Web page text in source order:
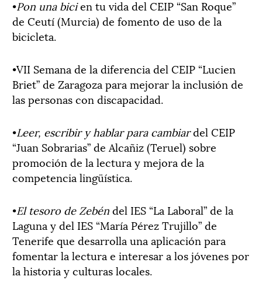
•Pon una bicien tu vida del CEIP “San Roque”
de Ceutí (Murcia) de fomento de uso de la
bicicleta.
•VII Semana de la diferencia del CEIP “Lucien
Briet” de Zaragoza para mejorar la inclusión de
las personas con discapacidad.
•Leer, escribir y hablar para cambiardel CEIP
“Juan Sobrarias” de Alcañiz (Teruel) sobre
promoción de la lectura y mejora de la
competencia lingüística.
•El tesoro de Zebéndel IES “La Laboral” de la
Laguna y del IES “María Pérez Trujillo” de
Tenerife que desarrolla una aplicación para
fomentar la lectura e interesar a los jóvenes por
la historia y culturas locales.